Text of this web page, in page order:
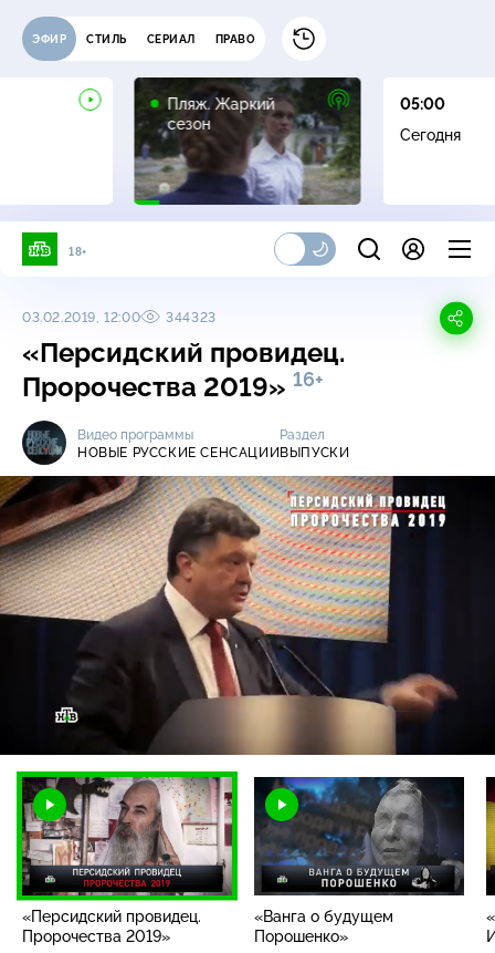
ЭФИР СТИЛЬ СЕРИАЛ ПРАВО
Пляж. Жаркий
сезон
16+
05:00
Сегодня
18+
03.02.2019, 12:00 344323
«Персидский провидец.
Пророчества 2019» 16+
Видео программы
НОВЫЕ РУССКИЕ СЕНСАЦИИ
Раздел
ВЫПУСКИ
Загрузка:
«Персидский провидец.
Пророчества 2019»
«Ванга о будущем
Порошенко»